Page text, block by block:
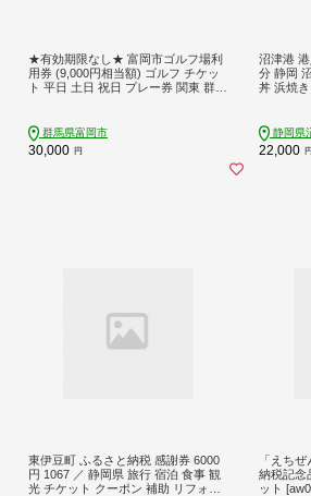
★有効期限なし★ 富岡市ゴルフ場利
用券 (9,000円相当額) ゴルフ チケッ
ト 平日 土日 祝日 プレー券 関東 群馬
群馬県富岡市
30,000 円
沼津港
分 静岡
丼 浜焼
静岡県
22,000 円
東伊豆町 ふるさと納税 感謝券 6000
円 1067 ／ 静岡県 旅行 宿泊 食事 観
光 チケット クーポン 補助 リフォー
「えち
納税記念
ット